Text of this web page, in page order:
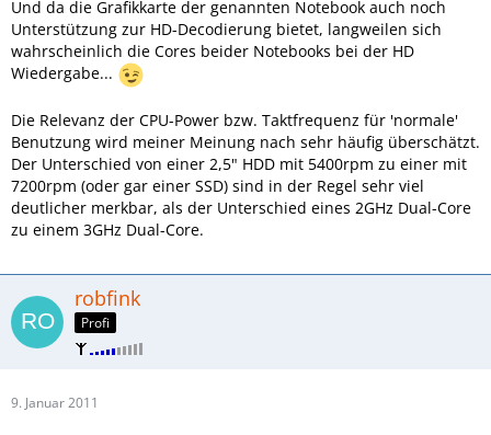
Und da die Grafikkarte der genannten Notebook auch noch
Unterstützung zur HD-Decodierung bietet, langweilen sich
wahrscheinlich die Cores beider Notebooks bei der HD
Wiedergabe...
Die Relevanz der CPU-Power bzw. Taktfrequenz für 'normale'
Benutzung wird meiner Meinung nach sehr häufig überschätzt.
Der Unterschied von einer 2,5" HDD mit 5400rpm zu einer mit
7200rpm (oder gar einer SSD) sind in der Regel sehr viel
deutlicher merkbar, als der Unterschied eines 2GHz Dual-Core
zu einem 3GHz Dual-Core.
robfink
Profi
9. Januar 2011